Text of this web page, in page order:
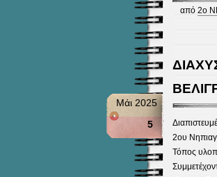
από 2ο
Μάι 2025
5
2ου
Τόπος